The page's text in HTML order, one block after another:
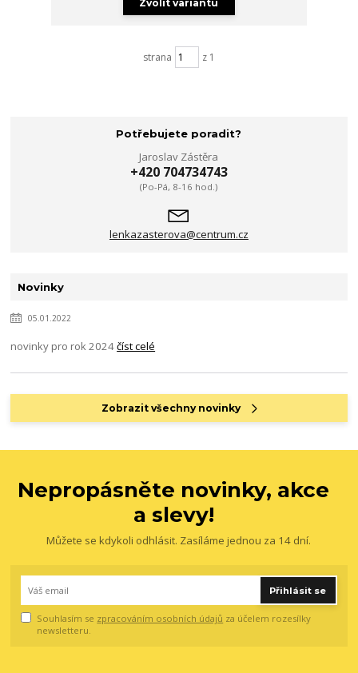
Zvolit variantu
strana z 1
Potřebujete poradit?
Jaroslav Zástěra
+420 704734743
(Po-Pá, 8-16 hod.)
lenkazasterova@centrum.cz
Novinky
05.01.2022
novinky pro rok 2024číst celé
Zobrazit všechny novinky
Nepropásněte novinky, akce
a slevy!
Můžete se kdykoli odhlásit. Zasíláme jednou za 14 dní.
Přihlásit se
Souhlasím se zpracováním osobních údajů za účelem rozesílky
newsletteru.